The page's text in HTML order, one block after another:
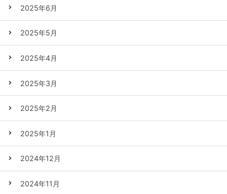
2025年6月
2025年5月
2025年4月
2025年3月
2025年2月
2025年1月
2024年12月
2024年11月